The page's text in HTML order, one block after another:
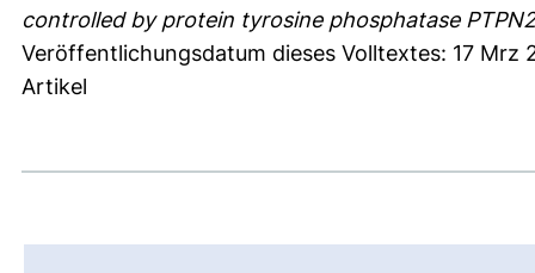
controlled by protein tyrosine phosphatase
Veröffentlichungsdatum dieses Volltextes: 17 Mrz
Artikel